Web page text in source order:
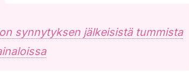
synnytyksen jälkeisistä tummista